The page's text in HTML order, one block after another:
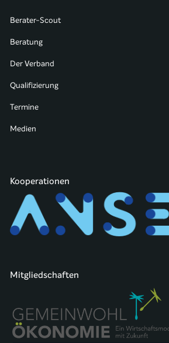
Berater-Scout
Beratung
Der Verband
Qualifizierung
Termine
Medien
Kooperationen
Mitgliedschaften